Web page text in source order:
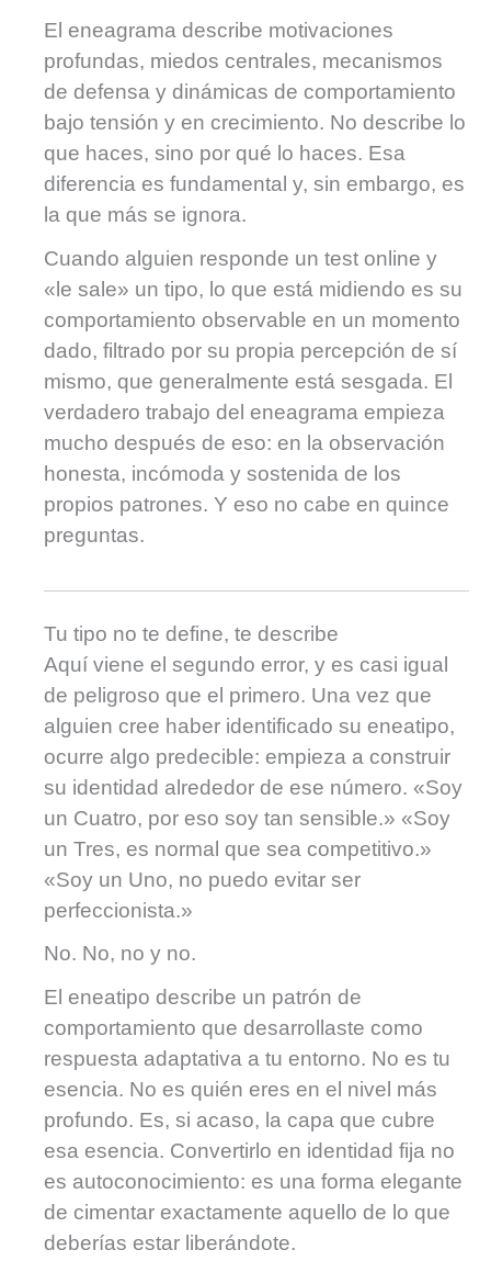
El eneagrama describe motivaciones
profundas, miedos centrales, mecanismos
de defensa y dinámicas de comportamiento
bajo tensión y en crecimiento. No describe lo
que haces, sino por qué lo haces. Esa
diferencia es fundamental y, sin embargo, es
la que más se ignora.
Cuando alguien responde un test online y
«le sale» un tipo, lo que está midiendo es su
comportamiento observable en un momento
dado, filtrado por su propia percepción de sí
mismo, que generalmente está sesgada. El
verdadero trabajo del eneagrama empieza
mucho después de eso: en la observación
honesta, incómoda y sostenida de los
propios patrones. Y eso no cabe en quince
preguntas.
Tu tipo no te define, te describe
Aquí viene el segundo error, y es casi igual
de peligroso que el primero. Una vez que
alguien cree haber identificado su eneatipo,
ocurre algo predecible: empieza a construir
su identidad alrededor de ese número. «Soy
un Cuatro, por eso soy tan sensible.» «Soy
un Tres, es normal que sea competitivo.»
«Soy un Uno, no puedo evitar ser
perfeccionista.»
No. No, no y no.
El eneatipo describe un patrón de
comportamiento que desarrollaste como
respuesta adaptativa a tu entorno. No es tu
esencia. No es quién eres en el nivel más
profundo. Es, si acaso, la capa que cubre
esa esencia. Convertirlo en identidad fija no
es autoconocimiento: es una forma elegante
de cimentar exactamente aquello de lo que
deberías estar liberándote.